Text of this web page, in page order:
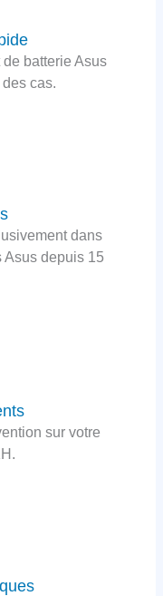
batterie Asus
cas.
dans
Asus depuis 15
sur votre